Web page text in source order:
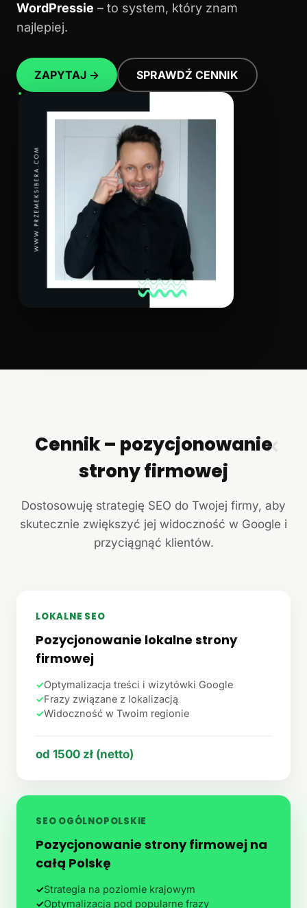
WordPressie – to system, który znam
najlepiej.
ZAPYTAJ → SPRAWDŹ CENNIK
✕
Cennik – pozycjonowanie
strony firmowej
Dostosowuję strategię SEO do Twojej firmy, aby
skutecznie zwiększyć jej widoczność w Google i
przyciągnąć klientów.
LOKALNE SEO
Pozycjonowanie lokalne strony
firmowej
✓Optymalizacja treści i wizytówki Google
✓Frazy związane z lokalizacją
✓Widoczność w Twoim regionie
od 1500 zł (netto)
SEO OGÓLNOPOLSKIE
Pozycjonowanie strony firmowej na
całą Polskę
✓Strategia na poziomie krajowym
✓Optymalizacja pod popularne frazy